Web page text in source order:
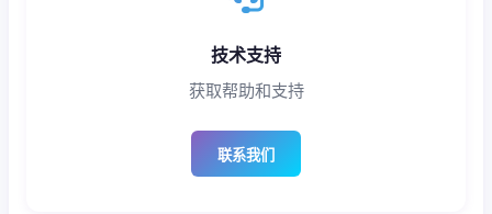
技术支持
获取帮助和支持
联系我们